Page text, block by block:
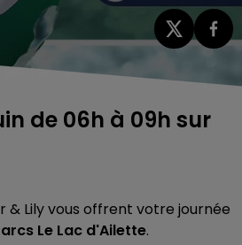
de 06h à 09h sur
& Lily vous offrent votre journée
Le Lac d'Ailette.